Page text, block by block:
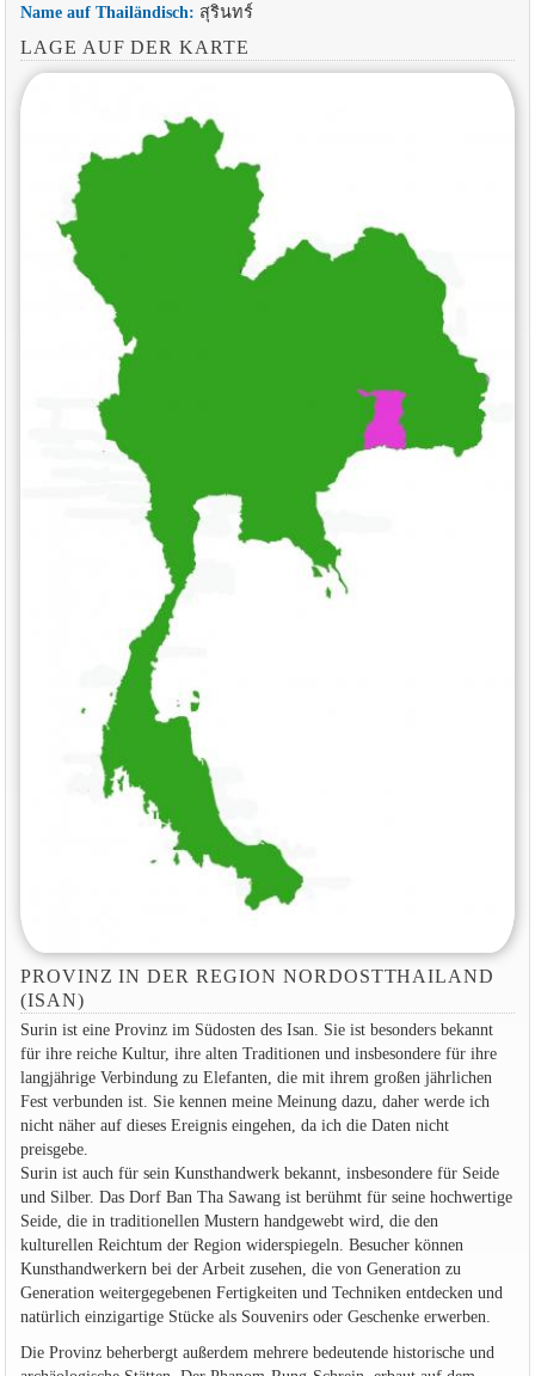
Name auf Thailändisch: สุรินทร์
LAGE AUF DER KARTE
PROVINZ IN DER REGION NORDOSTTHAILAND
(ISAN)
Surin ist eine Provinz im Südosten des Isan. Sie ist besonders bekannt
für ihre reiche Kultur, ihre alten Traditionen und insbesondere für ihre
langjährige Verbindung zu Elefanten, die mit ihrem großen jährlichen
Fest verbunden ist. Sie kennen meine Meinung dazu, daher werde ich
nicht näher auf dieses Ereignis eingehen, da ich die Daten nicht
preisgebe.
Surin ist auch für sein Kunsthandwerk bekannt, insbesondere für Seide
und Silber. Das Dorf Ban Tha Sawang ist berühmt für seine hochwertige
Seide, die in traditionellen Mustern handgewebt wird, die den
kulturellen Reichtum der Region widerspiegeln. Besucher können
Kunsthandwerkern bei der Arbeit zusehen, die von Generation zu
Generation weitergegebenen Fertigkeiten und Techniken entdecken und
natürlich einzigartige Stücke als Souvenirs oder Geschenke erwerben.
Die Provinz beherbergt außerdem mehrere bedeutende historische und